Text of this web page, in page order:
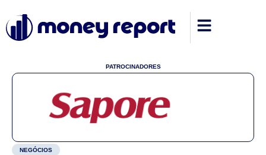
PATROCINADORES
NEGÓCIOS